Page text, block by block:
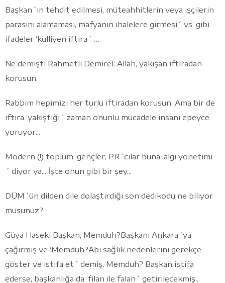
Başkan´ın tehdit edilmesi, müteahhitlerin veya işçilerin
parasını alamaması, mafyanın ihalelere girmesi´ vs. gibi
ifadeler ‘külliyen iftira´ …
Ne demişti Rahmetli Demirel: Allah, yakışan iftiradan
korusun.
Rabbim hepimizi her türlü iftiradan korusun. Ama bir de
iftira ‘yakıştığı´ zaman onunlu mücadele insanı epeyce
yoruyor...
Modern (!) toplum, gençler, PR´cılar buna ‘algı yönetimi
´ diyor ya... İşte onun gibi bir şey...
DÜM´ün dilden dile dolaştırdığı son dedikodu ne biliyor
musunuz?
Güya Haseki Başkan, Memduh?Başkanı Ankara´ya
çağırmış ve ‘Memduh?Abi sağlık nedenlerini gerekçe
göster ve istifa et´ demiş. Memduh? Başkan istifa
ederse, başkanlığa da ‘filan ile falan´ getirilecekmiş...